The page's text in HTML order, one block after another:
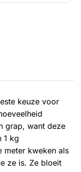
keuze voor
grap, want deze
1 kg
meter kweken als
ze is. Ze bloeit